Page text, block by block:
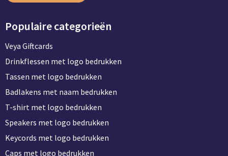
Populaire categorieën
Veya Giftcards
Drinkflessen met logo bedrukken
Tassen met logo bedrukken
Badlakens met naam bedrukken
T-shirt met logo bedrukken
Speakers met logo bedrukken
Keycords met logo bedrukken
Caps met logo bedrukken